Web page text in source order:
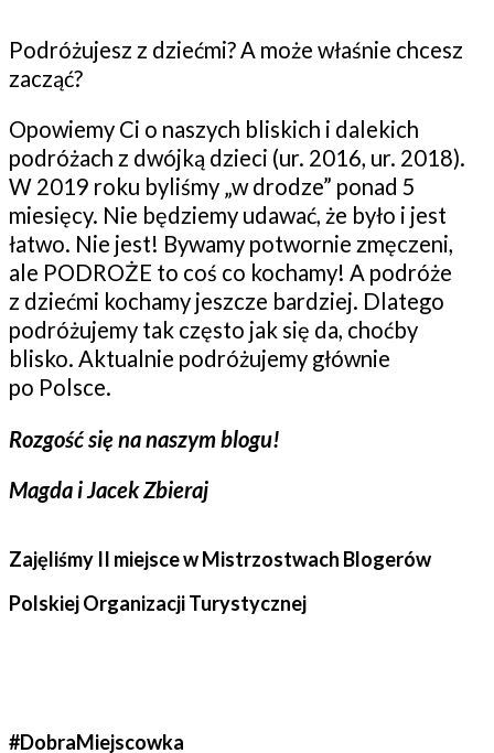
Podróżujesz z dziećmi? A może właśnie chcesz
zacząć?
Opowiemy Ci o naszych bliskich i dalekich
podróżach z dwójką dzieci (ur. 2016, ur. 2018).
W 2019 roku byliśmy „w drodze” ponad 5
miesięcy. Nie będziemy udawać, że było i jest
łatwo. Nie jest! Bywamy potwornie zmęczeni,
ale PODROŻE to coś co kochamy! A podróże
z dziećmi kochamy jeszcze bardziej. Dlatego
podróżujemy tak często jak się da, choćby
blisko. Aktualnie podróżujemy głównie
po Polsce.
Rozgość się na naszym blogu!
Magda i Jacek Zbieraj
Zajęliśmy II miejsce w Mistrzostwach Blogerów
Polskiej Organizacji Turystycznej
#DobraMiejscowka